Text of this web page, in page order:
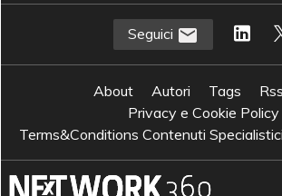
Seguici
About Autori Tags
Privacy e Cookie Policy
Terms&Conditions Contenuti Specialistici